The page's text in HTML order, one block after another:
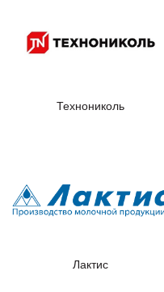
Технониколь
Лактис